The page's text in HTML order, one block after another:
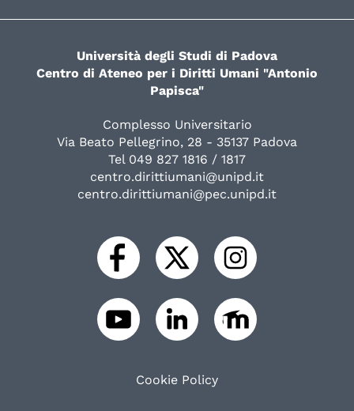
Università degli Studi di Padova
Centro di Ateneo per i Diritti Umani "Antonio
Papisca"
Complesso Universitario
Via Beato Pellegrino, 28 - 35137 Padova
Tel 049 827 1816 / 1817
centro.dirittiumani@unipd.it
centro.dirittiumani@pec.unipd.it
Cookie Policy